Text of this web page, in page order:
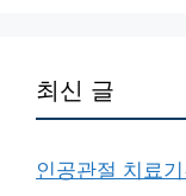
최신 글
인공관절 치료